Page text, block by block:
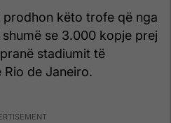
prodhon këto trofe që nga
se 3.000 kopje prej
stadiumit të
Rio de Janeiro.